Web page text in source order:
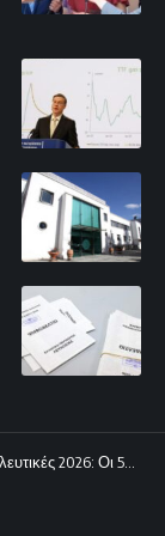
Οι 56 υποψήφιοι του ΔΗΣΥ ανά επαρχία – Όλα τα ονόματα